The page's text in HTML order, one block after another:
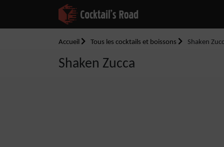
Accueil Tous les cocktails et boissons Shaken
Shaken Zucca